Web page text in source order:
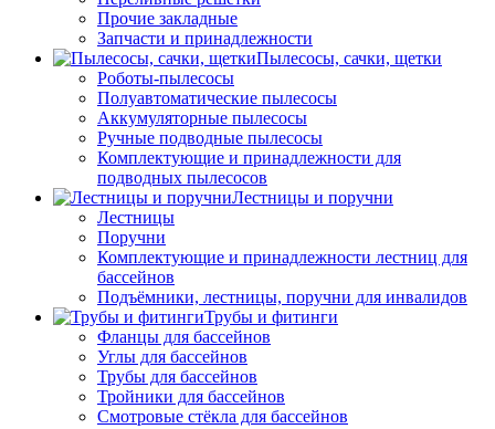
Прочие закладные
Запчасти и принадлежности
Пылесосы, сачки, щетки
Роботы-пылесосы
Полуавтоматические пылесосы
Аккумуляторные пылесосы
Ручные подводные пылесосы
Комплектующие и принадлежности для
подводных пылесосов
Лестницы и поручни
Лестницы
Поручни
Комплектующие и принадлежности лестниц для
бассейнов
Подъёмники, лестницы, поручни для инвалидов
Трубы и фитинги
Фланцы для бассейнов
Углы для бассейнов
Трубы для бассейнов
Тройники для бассейнов
Смотровые стёкла для бассейнов